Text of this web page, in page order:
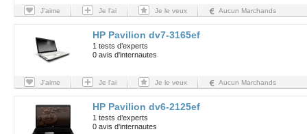
J'aime Je l'ai Je le veux Aucun Marchands
HP Pavilion dv7-3165ef
1 tests d’experts
0 avis d'internautes
J'aime Je l'ai Je le veux Aucun Marchands
HP Pavilion dv6-2125ef
1 tests d’experts
0 avis d'internautes